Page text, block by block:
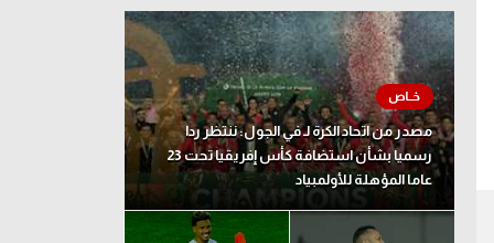
تحقيق في الجول
تقرير في الجول
تحليل في الجول
حكايات في الجول
كويز في الجول
فيديو في الجول
مصدر من اتحاد الكرة لـ في الجول: ننتظر ردا
رسميا بشأن استضافة كأس إفريقيا تحت 23
عاما المؤهلة للأولمبياد